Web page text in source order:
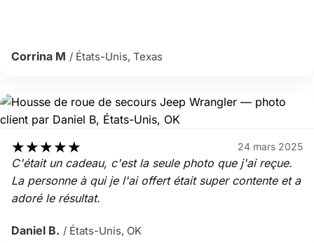
Corrina M / États-Unis, Texas
★★★★★ 24 mars 2025
C'était un cadeau, c'est la seule photo que j'ai reçue.
La personne à qui je l'ai offert était super contente et a
adoré le résultat.
Daniel B. / États-Unis, OK